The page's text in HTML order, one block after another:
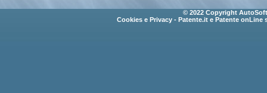
© 2022 Copyright
Cookies e Privacy - Patente.it e Patente onLine